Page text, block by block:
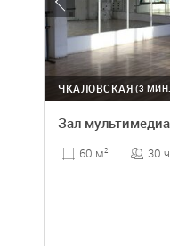
(3
ЧКАЛОВСКАЯ
Зал
60 м2 30